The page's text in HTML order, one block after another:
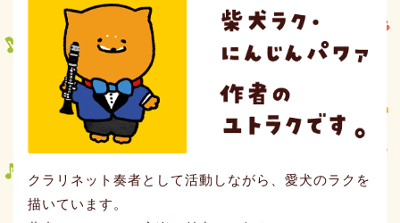
クラリネット奏者として活動しながら、愛犬のラクを
描いています。